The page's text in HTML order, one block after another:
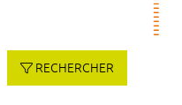
RECHERCHER